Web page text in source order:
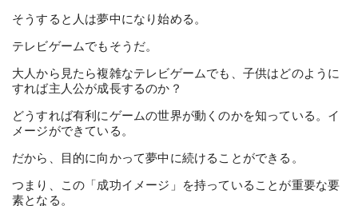
そうすると人は夢中になり始める。
テレビゲームでもそうだ。
大人から見たら複雑なテレビゲームでも、子供はどのように
すれば主人公が成長するのか？
どうすれば有利にゲームの世界が動くのかを知っている。イ
メージができている。
だから、目的に向かって夢中に続けることができる。
つまり、この「成功イメージ」を持っていることが重要な要
素となる。